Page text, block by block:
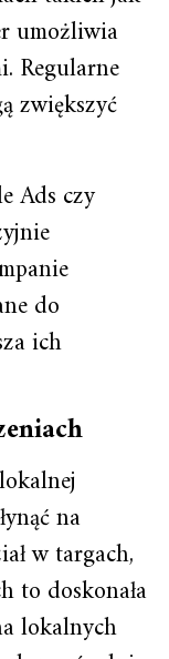
umożliwia
Regularne
zwiększyć
Ads czy
do
ich
na
w targach,
to doskonała
lokalnych